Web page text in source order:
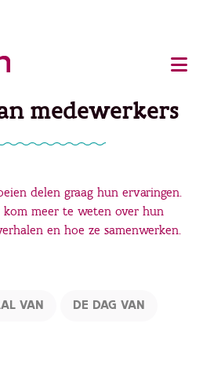
medewerkers
delen graag hun ervaringen.
kom meer te weten over hun
en hoe ze samenwerken.
VAN DE DAG VAN